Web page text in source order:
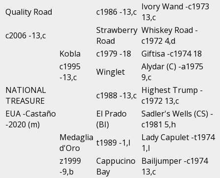
Quality Road
c1986 -13,c Ivory Wand -c1973
13,c
c2006 -13,c
Strawberry
Road
Whiskey Road -
c1972 4,d
Kobla
c1979 -18
Giftisa -c1974 18
c1995
-13,c
Winglet
Alydar (C) -a1975
9,c
NATIONAL
TREASURE
c1988 -13,c Highest Trump -
c1972 13,c
EUA -Castaño
-2020 (m)
El Prado
(BI)
Sadler's Wells (CS) -
c1981 5,h
Medaglia
d'Oro
t1989 -1,l
Lady Capulet -t1974
1,l
z1999
-9,b
Cappucino
Bay
Bailjumper -c1974
13,c